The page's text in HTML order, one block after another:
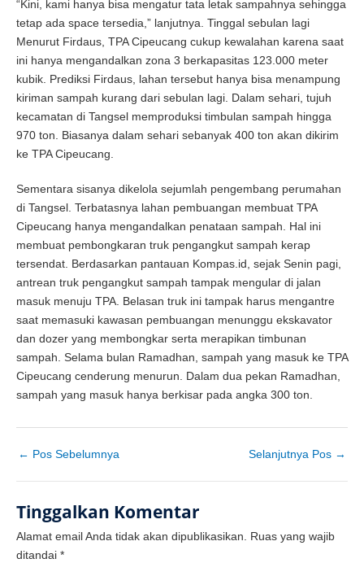
“Kini, kami hanya bisa mengatur tata letak sampahnya sehingga
tetap ada space tersedia,” lanjutnya. Tinggal sebulan lagi
Menurut Firdaus, TPA Cipeucang cukup kewalahan karena saat
ini hanya mengandalkan zona 3 berkapasitas 123.000 meter
kubik. Prediksi Firdaus, lahan tersebut hanya bisa menampung
kiriman sampah kurang dari sebulan lagi. Dalam sehari, tujuh
kecamatan di Tangsel memproduksi timbulan sampah hingga
970 ton. Biasanya dalam sehari sebanyak 400 ton akan dikirim
ke TPA Cipeucang.
Sementara sisanya dikelola sejumlah pengembang perumahan
di Tangsel. Terbatasnya lahan pembuangan membuat TPA
Cipeucang hanya mengandalkan penataan sampah. Hal ini
membuat pembongkaran truk pengangkut sampah kerap
tersendat. Berdasarkan pantauan Kompas.id, sejak Senin pagi,
antrean truk pengangkut sampah tampak mengular di jalan
masuk menuju TPA. Belasan truk ini tampak harus mengantre
saat memasuki kawasan pembuangan menunggu ekskavator
dan dozer yang membongkar serta merapikan timbunan
sampah. Selama bulan Ramadhan, sampah yang masuk ke TPA
Cipeucang cenderung menurun. Dalam dua pekan Ramadhan,
sampah yang masuk hanya berkisar pada angka 300 ton.
← Pos Sebelumnya Selanjutnya Pos →
Tinggalkan Komentar
Alamat email Anda tidak akan dipublikasikan.
Ruas yang wajib
ditandai *